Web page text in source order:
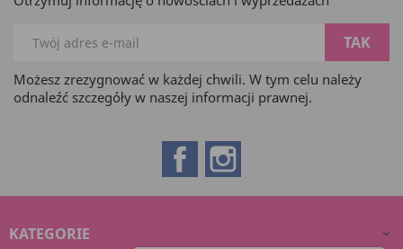
Możesz zrezygnować w każdej chwili. W tym celu należy
odnaleźć szczegóły w naszej informacji prawnej.
Facebook
KATEGORIE 